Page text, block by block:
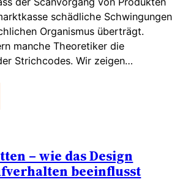
schädliche Schwingungen
Organismus überträgt.
manche Theoretiker die
Strichcodes. Wir zeigen…
– wie das Design
beeinflusst